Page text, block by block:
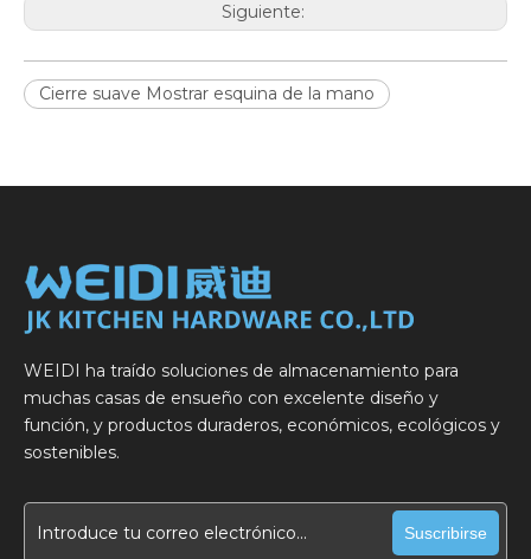
Siguiente:
Cierre suave Mostrar esquina de la mano
WEIDI ha traído soluciones de almacenamiento para
muchas casas de ensueño con excelente diseño y
función, y productos duraderos, económicos, ecológicos y
sostenibles.
Suscribirse